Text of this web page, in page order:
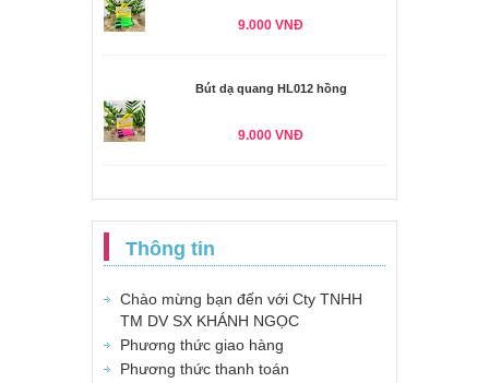
9.000 VNĐ
Bút dạ quang HL012 hồng
9.000 VNĐ
Thông tin
Chào mừng bạn đến với Cty TNHH
TM DV SX KHÁNH NGỌC
Phương thức giao hàng
Phương thức thanh toán